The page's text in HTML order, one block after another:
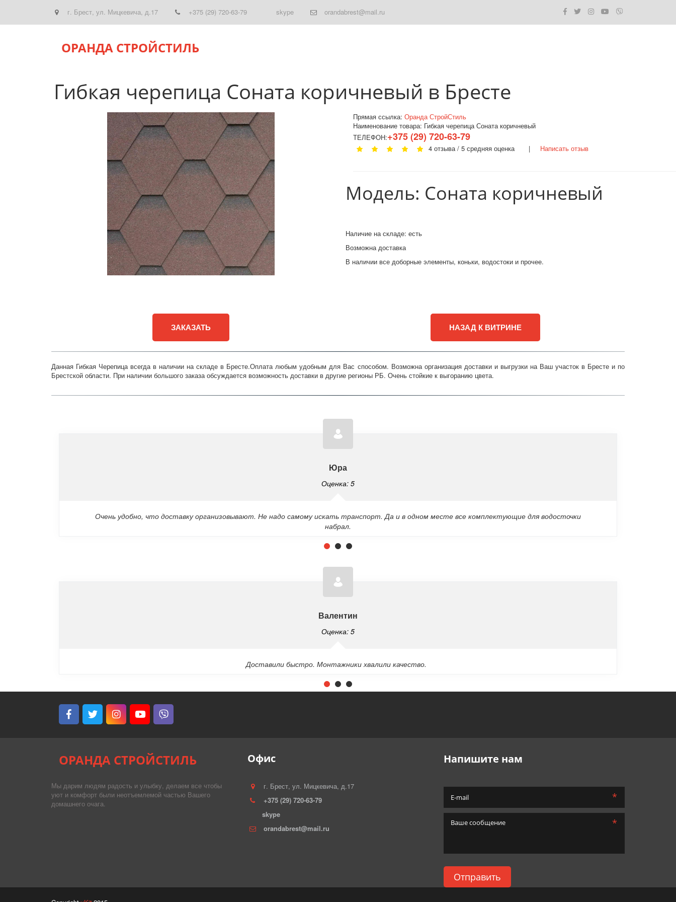
г. Брест, ул. Мицкевича, д.17 +375 (29) 720-63-79 skype orandabrest@mail.ru
ОРАНДА СТРОЙСТИЛЬ
Гибкая черепица Соната коричневый в Бресте
Прямая ссылка: Оранда СтройСтиль
Наименование товара: Гибкая черепица Соната коричневый
ТЕЛЕФОН:+375 (29) 720-63-79
4 отзыва / 5 средняя оценка | Написать отзыв
Модель: Соната коричневый
Наличие на складе: есть
Возможна доставка
В наличии все доборные элементы, коньки, водостоки и прочее.
ЗАКАЗАТЬ НАЗАД К ВИТРИНЕ
Данная Гибкая Черепица всегда в наличии на складе в Бресте.Оплата любым удобным для Вас способом. Возможна организация доставки и выгрузки на Ваш участок в Бресте и по
Брестской области. При наличии большого заказа обсуждается возможность доставки в другие регионы РБ. Очень стойкие к выгоранию цвета.
Юра
Оценка: 5
Очень удобно, что доставку организовывают. Не надо самому искать транспорт. Да и в одном месте все комплектующие для водосточки
набрал.
Валентин
Оценка: 5
Доставили быстро. Монтажники хвалили качество.
ОРАНДА СТРОЙСТИЛЬ
Мы дарим людям радость и улыбку, делаем все чтобы
уют и комфорт были неотъемлемой частью Вашего
домашнего очага.
Офис
г. Брест, ул. Мицкевича, д.17
+375 (29) 720-63-79
skype
orandabrest@mail.ru
Напишите нам
*
*
Отправить